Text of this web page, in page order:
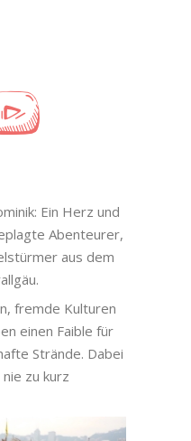
Ein Herz und
Abenteurer,
aus dem
fremde Kulturen
einen Faible für
Strände. Dabei
zu kurz